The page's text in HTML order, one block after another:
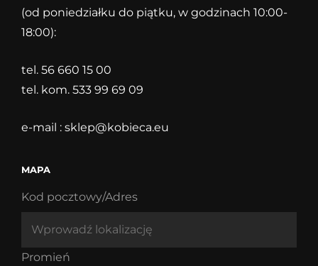
(od poniedziałku do piątku, w godzinach 10:00-
18:00):
tel. 56 660 15 00
tel. kom. 533 99 69 09
e-mail : sklep@kobieca.eu
MAPA
Kod pocztowy/Adres
Promień